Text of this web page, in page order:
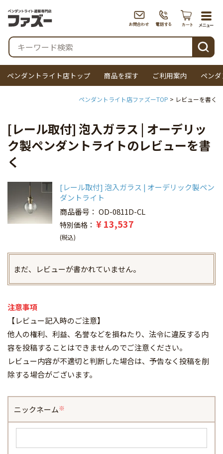
検索
ペンダントライト店トップ 商品を探す ご利用案内 ペン
ペンダントライト店ファズーTOP
[レール取付] 泡入ガラス | オーデリッ
ク製ペンダントライトのレビューを書
く
[レール取付] 泡入ガラス | オーデリック製ペン
ダントライト
商品番号
OD-0811D-CL
特別価格 ¥13,537
税込
まだ、レビューが書かれていません。
注意事項
【レビュー記入時のご注意】
他人の権利、利益、名誉などを損ねたり、法令に違反する内
容を投稿することはできませんのでご注意ください。
レビュー内容が不適切と判断した場合は、予告なく投稿を削
除する場合がございます。
ニックネーム
須)